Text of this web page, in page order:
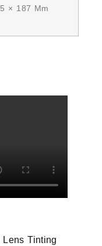
× 187 Mm
Tinting